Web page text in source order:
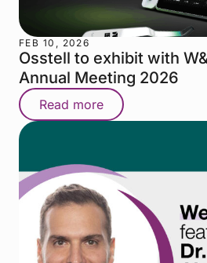
FEB 10, 2026
Osstell to exhibit with
Annual Meeting 2026
Read more